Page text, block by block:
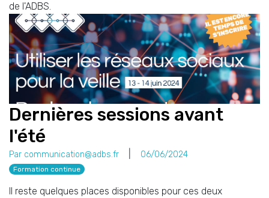
de l'ADBS.
Dernières sessions avant
l'été
Par communication@adbs.fr 06/06/2024
Formation continue
Il reste quelques places disponibles pour ces deux